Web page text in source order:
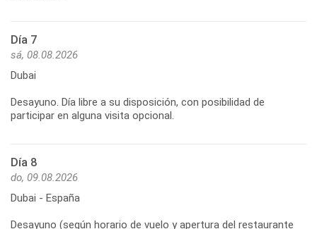
Día 7
sá, 08.08.2026
Dubai
Desayuno. Día libre a su disposición, con posibilidad de
Día 8
do, 09.08.2026
Dubai - España
Desayuno (según horario de vuelo y apertura del restaurante